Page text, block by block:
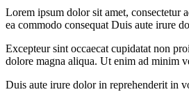
Lorem ipsum dolor sit amet, consectetur
ea commodo consequat Duis aute irure
Excepteur sint occaecat cupidatat non
dolore magna aliqua. Ut enim ad minim
Duis aute irure dolor in reprehenderit in